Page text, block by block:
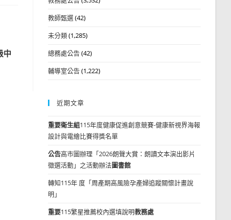
中
教師甄選(42)
未分類(1,285)
總務處公告(42)
輔導室公告(1,222)
近期文章
重要衛生組115年度健康促進創意競賽-健康新視界海報
設計與電繪比賽得獎名單
公告高市圖辦理「2026朗聲大賞：朗讀文本演出影片
徵選活動」之活動辦法圖書館
轉知115年 度「周產期高風險孕產婦追蹤關懷計畫說
明」
重要115繁星推薦校內選填說明教務處